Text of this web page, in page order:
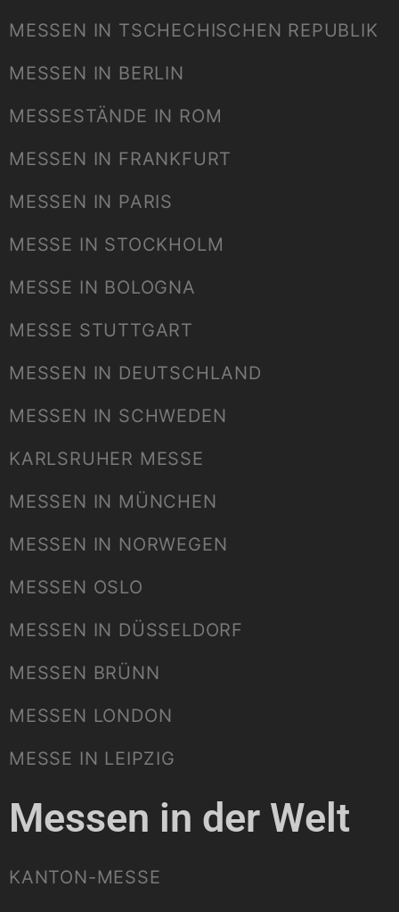
MESSEN IN TSCHECHISCHEN REPUBLIK
MESSEN IN BERLIN
MESSESTÄNDE IN ROM
MESSEN IN FRANKFURT
MESSEN IN PARIS
MESSE IN STOCKHOLM
MESSE IN BOLOGNA
MESSE STUTTGART
MESSEN IN DEUTSCHLAND
MESSEN IN SCHWEDEN
KARLSRUHER MESSE
MESSEN IN MÜNCHEN
MESSEN IN NORWEGEN
MESSEN OSLO
MESSEN IN DÜSSELDORF
MESSEN BRÜNN
MESSEN LONDON
MESSE IN LEIPZIG
Messen in der Welt
KANTON-MESSE